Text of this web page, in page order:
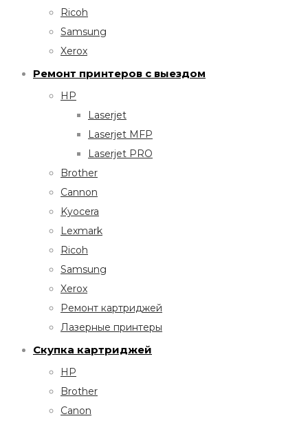
Ricoh
Samsung
Xerox
Ремонт принтеров с выездом
HP
Laserjet
Laserjet MFP
Laserjet PRO
Brother
Cannon
Kyocera
Lexmark
Ricoh
Samsung
Xerox
Ремонт картриджей
Лазерные принтеры
Скупка картриджей
HP
Brother
Canon